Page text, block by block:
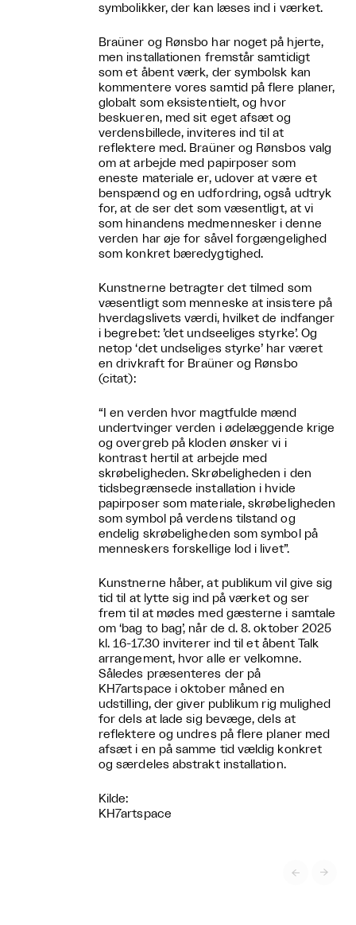
symbolikker, der kan læses ind i værket.
Braüner og Rønsbo har noget på hjerte,
men installationen fremstår samtidigt
som et åbent værk, der symbolsk kan
kommentere vores samtid på flere planer,
globalt som eksistentielt, og hvor
beskueren, med sit eget afsæt og
verdensbillede, inviteres ind til at
reflektere med. Braüner og Rønsbos valg
om at arbejde med papirposer som
eneste materiale er, udover at være et
benspænd og en udfordring, også udtryk
for, at de ser det som væsentligt, at vi
som hinandens medmennesker i denne
verden har øje for såvel forgængelighed
som konkret bæredygtighed.
Kunstnerne betragter det tilmed som
væsentligt som menneske at insistere på
hverdagslivets værdi, hvilket de indfanger
i begrebet: ’det undseeliges styrke’. Og
netop ‘det undseliges styrke’ har været
en drivkraft for Braüner og Rønsbo
(citat):
“I en verden hvor magtfulde mænd
undertvinger verden i ødelæggende krige
og overgreb på kloden ønsker vi i
kontrast hertil at arbejde med
skrøbeligheden. Skrøbeligheden i den
tidsbegrænsede installation i hvide
papirposer som materiale, skrøbeligheden
som symbol på verdens tilstand og
endelig skrøbeligheden som symbol på
menneskers forskellige lod i livet”.
Kunstnerne håber, at publikum vil give sig
tid til at lytte sig ind på værket og ser
frem til at mødes med gæsterne i samtale
om ‘bag to bag’, når de d. 8. oktober 2025
kl. 16-17.30 inviterer ind til et åbent Talk
arrangement, hvor alle er velkomne.
Således præsenteres der på
KH7artspace i oktober måned en
udstilling, der giver publikum rig mulighed
for dels at lade sig bevæge, dels at
reflektere og undres på flere planer med
afsæt i en på samme tid vældig konkret
og særdeles abstrakt installation.
Kilde:
KH7artspace
 